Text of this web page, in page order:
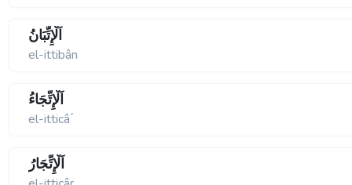
اَلْإِتِّبَانُ
el-ittibân
اَلْإِتِّجَاءُ
el-itticâ΄
اَلْإِتِّجَارُ